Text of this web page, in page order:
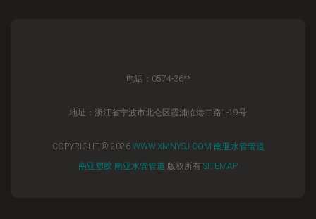
电话：0574-36**
地址：浙江省宁波市北仑区霞浦临港二路1-19号
COPYRIGHT © 2026 WWW.XMNYSJ.COM 南亚水管管道
南亚塑胶 南亚水管管道 版权所有 SITEMAP